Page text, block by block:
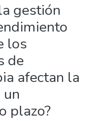
gestión
los
de
afectan la
plazo?